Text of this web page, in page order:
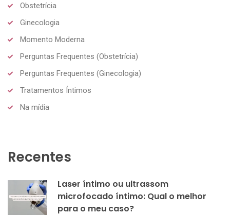
Obstetrícia
Ginecologia
Momento Moderna
Perguntas Frequentes (Obstetrícia)
Perguntas Frequentes (Ginecologia)
Tratamentos Íntimos
Na mídia
Recentes
Laser íntimo ou ultrassom
microfocado íntimo: Qual o melhor
para o meu caso?